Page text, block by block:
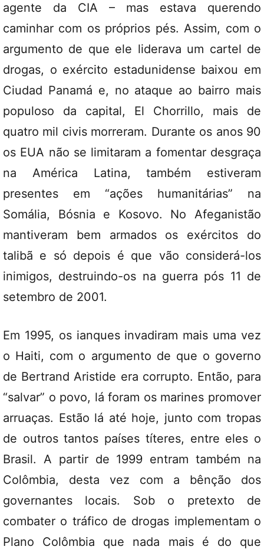
agente da CIA – mas estava querendo
caminhar com os próprios pés. Assim, com o
argumento de que ele liderava um cartel de
drogas, o exército estadunidense baixou em
Ciudad Panamá e, no ataque ao bairro mais
populoso da capital, El Chorrillo, mais de
quatro mil civis morreram. Durante os anos 90
os EUA não se limitaram a fomentar desgraça
na América Latina, também estiveram
presentes em “ações humanitárias” na
Somália, Bósnia e Kosovo. No Afeganistão
mantiveram bem armados os exércitos do
talibã e só depois é que vão considerá-los
inimigos, destruindo-os na guerra pós 11 de
setembro de 2001.
Em 1995, os ianques invadiram mais uma vez
o Haiti, com o argumento de que o governo
de Bertrand Aristide era corrupto. Então, para
“salvar” o povo, lá foram os marines promover
arruaças. Estão lá até hoje, junto com tropas
de outros tantos países títeres, entre eles o
Brasil. A partir de 1999 entram também na
Colômbia, desta vez com a bênção dos
governantes locais. Sob o pretexto de
combater o tráfico de drogas implementam o
Plano Colômbia que nada mais é do que